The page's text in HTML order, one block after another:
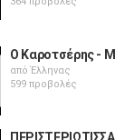
Ο Καροτσέρης -
απόΈλληνας
599 προβολές